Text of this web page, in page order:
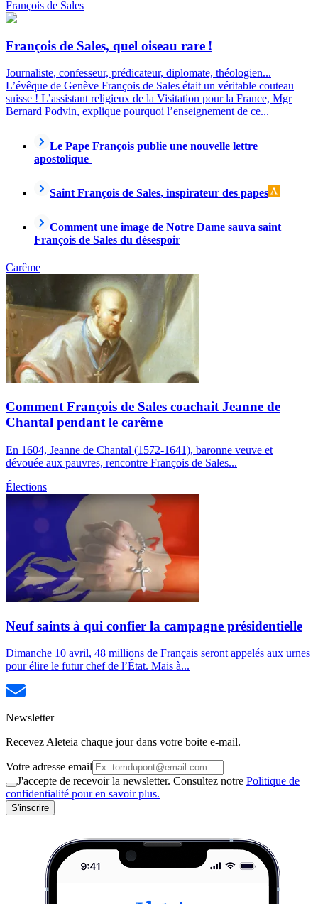
François de Sales
François de Sales, quel oiseau rare !
Journaliste, confesseur, prédicateur, diplomate, théologien...
L’évêque de Genève François de Sales était un véritable couteau
suisse ! L’assistant religieux de la Visitation pour la France, Mgr
Bernard Podvin, explique pourquoi l’enseignement de ce...
Le Pape François publie une nouvelle lettre
apostolique
Saint François de Sales, inspirateur des papes
Comment une image de Notre Dame sauva saint
François de Sales du désespoir
Carême
Comment François de Sales coachait Jeanne de
Chantal pendant le carême
En 1604, Jeanne de Chantal (1572-1641), baronne veuve et
dévouée aux pauvres, rencontre François de Sales...
Élections
Neuf saints à qui confier la campagne présidentielle
Dimanche 10 avril, 48 millions de Français seront appelés aux urnes
pour élire le futur chef de l’État. Mais à...
Newsletter
Recevez Aleteia chaque jour dans votre boite e-mail.
Votre adresse email
J'accepte de recevoir la newsletter. Consultez notre Politique de
confidentialité pour en savoir plus.
S'inscrire